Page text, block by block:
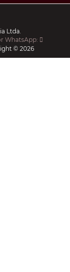
Ltda.
WhatsApp:
© 2026